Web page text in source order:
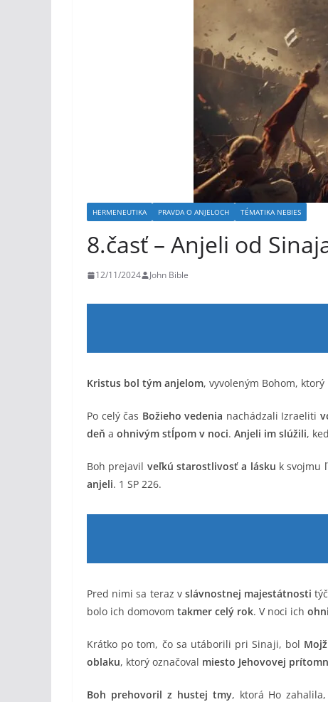
HERMENEUTIKA PRAVDA O ANJELOCH TÉMATIKA NEBIES
8.časť – Anjeli od
12/11/2024 John Bible
Kristus bol tým anjelom, vyvoleným Bohom, ktorý
Po celý čas Božieho vedenia nachádzali Izraeliti
deň a ohnivým stĺpom v noci. Anjeli im slúžili,
Boh prejavil veľkú starostlivosť a lásku k svojmu
anjeli. 1 SP 226.
Pred nimi sa teraz v slávnostnej majestátnosti
bolo ich domovom takmer celý rok. V noci ich
Krátko po tom, čo sa utáborili pri Sinaji, bol
oblaku, ktorý označoval miesto Jehovovej
Boh prehovoril z hustej tmy, ktorá Ho